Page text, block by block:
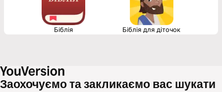
Біблія Біблія для діточок
Заохочуємо та закликаємо вас шукати